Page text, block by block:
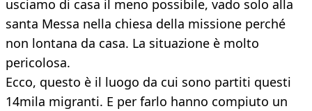
usciamo di casa il meno possibile, vado solo alla
santa Messa nella chiesa della missione perché
non lontana da casa. La situazione è molto
pericolosa.
Ecco, questo è il luogo da cui sono partiti questi
14mila migranti. E per farlo hanno compiuto un